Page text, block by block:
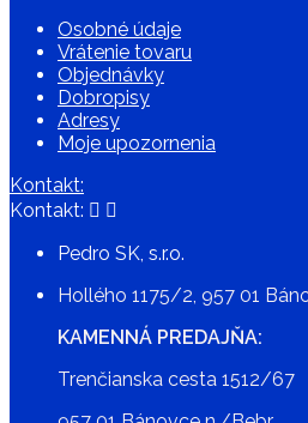
Osobné údaje
Vrátenie tovaru
Objednávky
Dobropisy
Adresy
Moje upozornenia
Kontakt:
Kontakt:  
Pedro SK, s.r.o.
Hollého 1175/2, 957 01
KAMENNÁ PREDAJŇA:
Trenčianska cesta 1512/67